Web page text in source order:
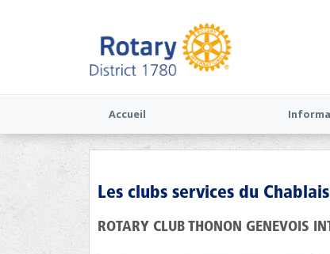
Accueil
Les clubs services du
ROTARY CLUB THONON GENEVOIS